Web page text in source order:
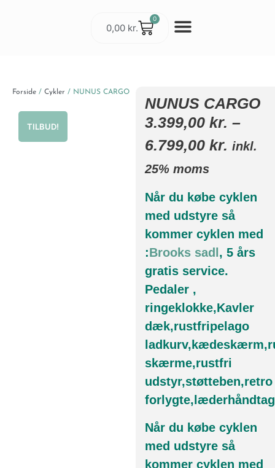
0,00 kr.
0
Forside / Cykler / NUNUS CARGO
TILBUD!
NUNUS CARGO
3.399,00kr. –
6.799,00kr. inkl.
25% moms
Når du købe cyklen
med udstyre så
kommer cyklen med
:Brooks sadl , 5 års
gratis service.
Pedaler ,
ringeklokke,Kavler
dæk,rustfripelago
skærme,rustfri
udstyr,støtteben,retro
Når du købe cyklen
med udstyre så
kommer cyklen med